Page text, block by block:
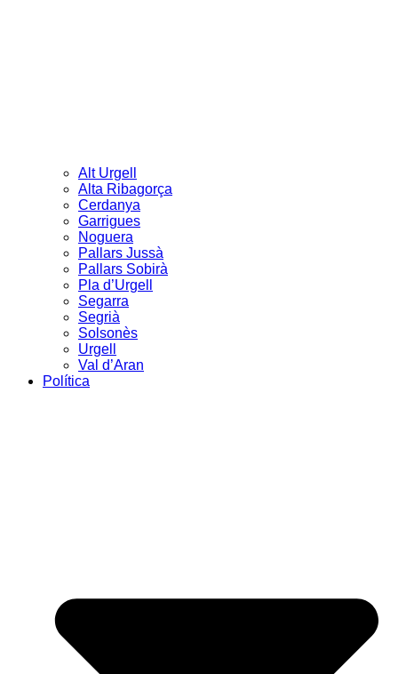
Alt Urgell
Alta Ribagorça
Cerdanya
Garrigues
Noguera
Pallars Jussà
Pallars Sobirà
Pla d’Urgell
Segarra
Segrià
Solsonès
Urgell
Val d’Aran
Política